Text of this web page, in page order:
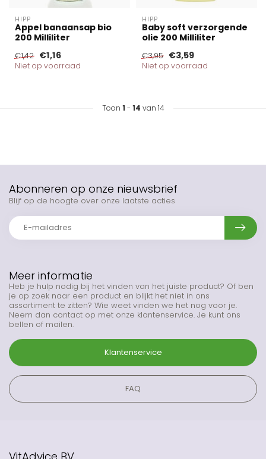
HIPP
Appel banaansap bio
200 Milliliter
€1,42 €1,16
Niet op voorraad
HIPP
Baby soft verzorgende
olie 200 Milliliter
€3,95 €3,59
Niet op voorraad
Toon 1 - 14 van 14
Meer informatie
Heb je hulp nodig bij het vinden van het juiste product? Of ben
je op zoek naar een product en blijkt het niet in ons
assortiment te zitten? Wie weet vinden we het nog voor je.
Neem dan contact op met onze klantenservice. Je kunt ons
bellen of mailen.
Klantenservice
FAQ
Abonneren op onze nieuwsbrief
Blijf op de hoogte over onze laatste acties